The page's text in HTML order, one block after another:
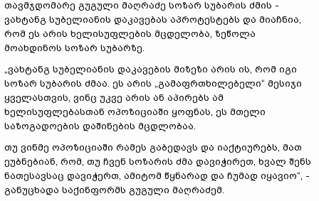
თავმჯდომარე გუგული მაღრაძე სოზარ სუბარის ძმის -
ვახტანგ სუბელიანის დაკავებას აპროტესტებს და მიაჩნია,
რომ ეს არის ხელისუფლების მცდელობა, ზეწოლა
მოახდინოს სოზარ სუბარზე.
„ვახტანგ სუბელიანის დაკავების მიზეზი არის ის, რომ იგი
სოზარ სუბარის ძმაა. ეს არის „გამაფრთხილებელი“ მესიჯი
ყველასთვის, ვინც უკვე არის ან აპირებს ამ
ხელისუფლებასთან ოპოზიციაში ყოფნას, ეს მთელი
საზოგადოების დაშინების მცდლობაა.
თუ ვინმე ოპოზიციაში რამეს გაბედავს და იაქტიურებს, მათ
ეუბნებიან, რომ, თუ ჩვენ სოზარის ძმა დავიჭირეთ, ხვალ შენს
ნათესავსაც დავიჭერთ, ამიტომ წყნარად და ჩუმად იყავიო“, -
განუცხადა საქინფორმს გუგული მაღრაძემ.